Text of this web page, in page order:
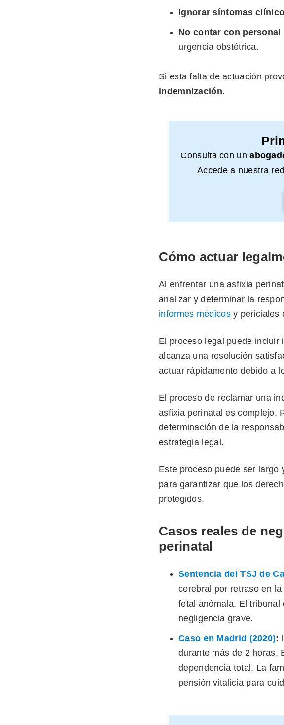
Ignorar síntomas
No contar con
urgencia obstétrica.
Si esta falta de actuación
indemnización.
Consulta con un
Accede a nuestra
Cómo actuar
Al enfrentar una asfixia
analizar y determinar la
informes médicosy periciales
El proceso legal puede incluir
alcanza una resolución
actuar rápidamente debido a
El proceso de reclamar una
asfixia perinatal es complejo.
determinación de la
estrategia legal.
Este proceso puede ser largo
para garantizar que los
protegidos.
Casos reales de
perinatal
Sentencia del TSJ de
cerebral por retraso en
fetal anómala. El tribunal
negligencia grave.
Caso en Madrid (2020):
durante más de 2 horas.
dependencia total. La
pensión vitalicia para